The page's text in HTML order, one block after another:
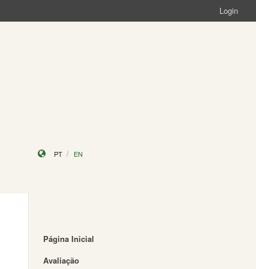
Login
PT EN
Página Inicial
Avaliação